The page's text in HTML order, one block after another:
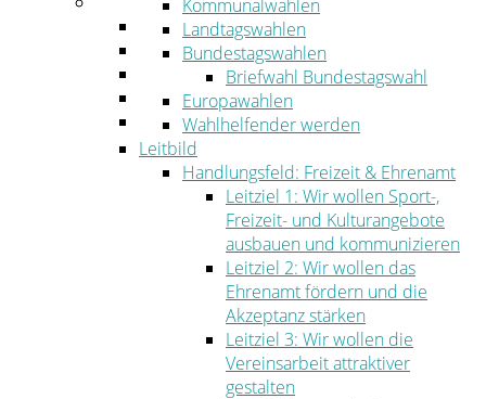
Bauen und Planen
Abfall
Umwelt
Ordnung
Kommunalwahlen
Landtagswahlen
Bundestagswahlen
Briefwahl Bundestagswahl
Europawahlen
Wahlhelfender werden
Leitbild
Handlungsfeld: Freizeit & Ehrenamt
Leitziel 1: Wir wollen Sport-,
Freizeit- und Kulturangebote
ausbauen und kommunizieren
Leitziel 2: Wir wollen das
Ehrenamt fördern und die
Akzeptanz stärken
Leitziel 3: Wir wollen die
Vereinsarbeit attraktiver
gestalten